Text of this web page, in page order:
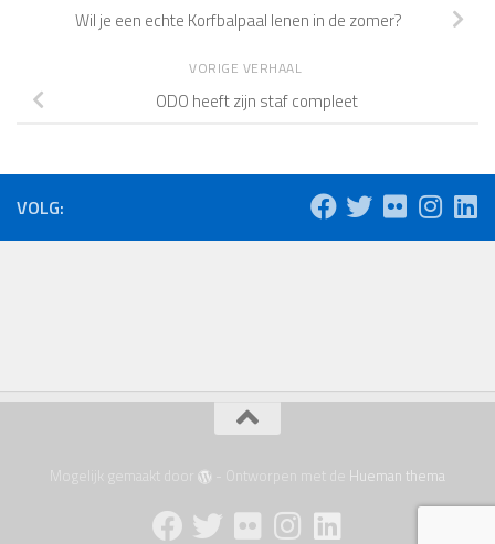
Wil je een echte Korfbalpaal lenen in de zomer?
VORIGE VERHAAL
ODO heeft zijn staf compleet
VOLG:
Mogelijk gemaakt door - Ontworpen met de Hueman thema